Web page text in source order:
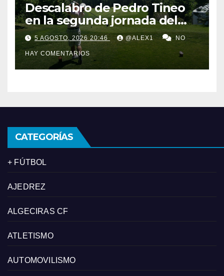
Descalabro de Pedro Tineo
en la segunda jornada del
Reid Trophy y Marcos
Ledesma pasa el corte por
‘los pelos’
5 AGOSTO, 2026 20:46 @ALEX1 NO
HAY COMENTARIOS
CATEGORÍAS
+ FÚTBOL
AJEDREZ
ALGECIRAS CF
ATLETISMO
AUTOMOVILISMO